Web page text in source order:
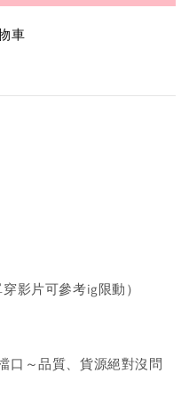
車
影片可參考ig限動）
口～品質、貨源絕對沒問